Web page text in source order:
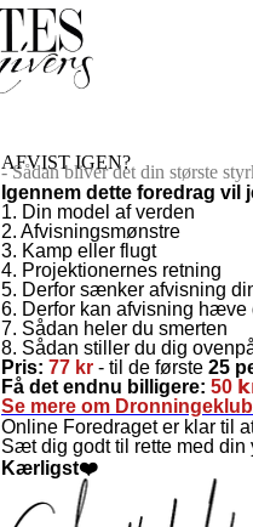
AFVIST IGEN?
- Sådan bliver det din største
Igennem dette foredrag vil
1. Din model af verden
2. Afvisningsmønstre
3. Kamp eller flugt
4. Projektionernes retning
5. Derfor sænker afvisning
6. Derfor kan afvisning hæve
7. Sådan heler du smerten
8. Sådan stiller du dig
Pris: 77 kr - til de første 25
Få det endnu billigere: 50
Se mere om
Online Foredraget er klar til
Sæt dig godt til rette med
Kærligst❤️